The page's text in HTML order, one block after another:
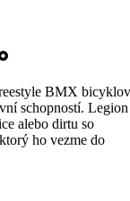
BMX bicyklov
schopností. Legion
alebo dirtu so
ho vezme do